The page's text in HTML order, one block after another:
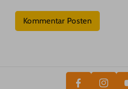
Kommentar Posten
F
E
A